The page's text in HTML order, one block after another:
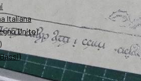
Italiana
Unito)